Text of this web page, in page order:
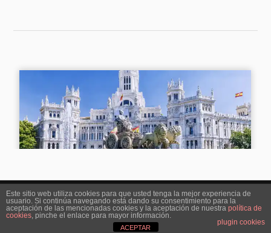
FUNCIONA CONWORDPRESS & TEMA DE ANDERS NORÉN
Este sitio web utiliza cookies para que usted tenga la mejor experiencia de
usuario. Si continúa navegando está dando su consentimiento para la
aceptación de las mencionadas cookies y la aceptación de nuestra política de
cookies, pinche el enlace para mayor información.
plugin cookies
ACEPTAR